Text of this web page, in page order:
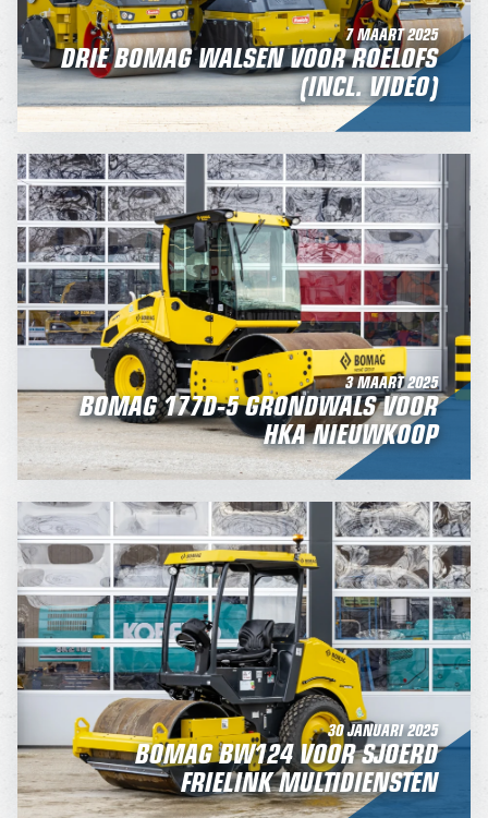
7 MAART 2025
DRIE BOMAG WALSEN VOOR ROELOFS
(INCL. VIDEO)
3 MAART 2025
BOMAG 177D-5 GRONDWALS VOOR
HKA NIEUWKOOP
30 JANUARI 2025
BOMAG BW124 VOOR SJOERD
FRIELINK MULTIDIENSTEN